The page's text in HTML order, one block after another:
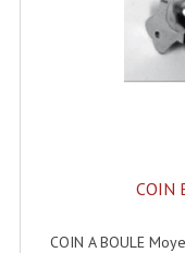
COIN
COIN A BOULE